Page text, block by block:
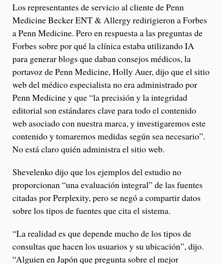
Los representantes de servicio al cliente de Penn
Medicine Becker ENT & Allergy redirigieron a Forbes
a Penn Medicine. Pero en respuesta a las preguntas de
Forbes sobre por qué la clínica estaba utilizando IA
para generar blogs que daban consejos médicos, la
portavoz de Penn Medicine, Holly Auer, dijo que el sitio
web del médico especialista no era administrado por
Penn Medicine y que “la precisión y la integridad
editorial son estándares clave para todo el contenido
web asociado con nuestra marca, y investigaremos este
contenido y tomaremos medidas según sea necesario”.
No está claro quién administra el sitio web.
Shevelenko dijo que los ejemplos del estudio no
proporcionan “una evaluación integral” de las fuentes
citadas por Perplexity, pero se negó a compartir datos
sobre los tipos de fuentes que cita el sistema.
“La realidad es que depende mucho de los tipos de
consultas que hacen los usuarios y su ubicación”, dijo.
“Alguien en Japón que pregunta sobre el mejor